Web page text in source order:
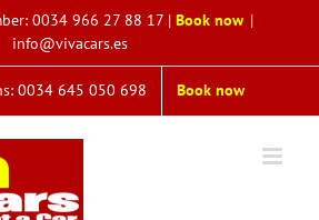
0034 966 27 88 17| Book now |
info@vivacars.es
0034 645 050 698 Book now